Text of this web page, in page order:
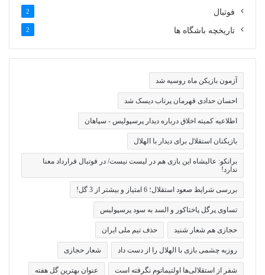
فوتبال 2
تاریخچه باشگاه ها 2
آزمون بازیکن ماه روسیه شد
احسان حدادی قهرمان پرتاب دیسک شد
اطلاعیه کمیته اخلاق درباره دیدار پرسپولیس - سپاهان
بازیکنان استقلال برای دیدار با الهلال
برانکو: عالیشاه این بازی هم در لیست نیست/ در فوتبال قرارداد معنا
ندارد!
بررسی شرایط صعود استقلال؛ 6 امتیاز و بیشتر از 3 گل!
تساوی پرگل پاختاکور و السد به سود پرسپولیس
حجازی هم شعار شنید حذف تیم ملی ایران
روزبه چشمی بازی با الهلال را از دست داد شعار حجازی
شفر از استقلالی‌ها اولتیماتوم نگرفته است عنوان بهترین گل هفته